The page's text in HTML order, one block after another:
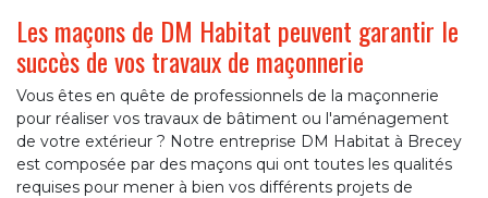
Les maçons de DM Habitat peuvent garantir le
succès de vos travaux de maçonnerie
Vous êtes en quête de professionnels de la maçonnerie
pour réaliser vos travaux de bâtiment ou l'aménagement
de votre extérieur ? Notre entreprise DM Habitat à Brecey
est composée par des maçons qui ont toutes les qualités
requises pour mener à bien vos différents projets de